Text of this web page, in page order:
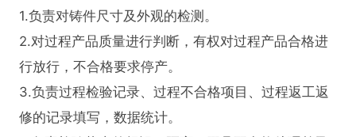
1.负责对铸件尺寸及外观的检测。
2.对过程产品质量进行判断，有权对过程产品合格进
行放行，不合格要求停产。
3.负责过程检验记录、过程不合格项目、过程返工返
修的记录填写，数据统计。